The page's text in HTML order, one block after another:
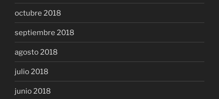
octubre 2018
septiembre 2018
agosto 2018
julio 2018
junio 2018